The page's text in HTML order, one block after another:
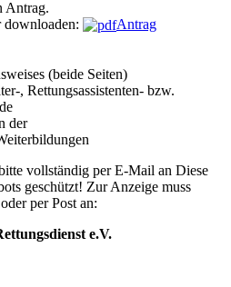
Antrag.
downloaden:
Antrag
(beide Seiten)
, Rettungsassistenten- bzw.
der
vollständig per E-Mail an Diese
geschützt! Zur Anzeige muss
oder per Post an:
e.V.